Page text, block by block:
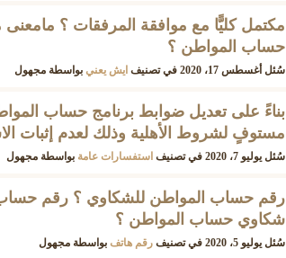
مكتمل كليًّا مع موافقة المرفقات ؟
حساب المواطن ؟
سُئل أغسطس 17، 2020 في تصنيف ايش يعني بواسطة مجهول
بناءً على تعديل ضوابط برنامج حساب
مستوفٍ لشروط الأهلية وذلك لعدم إثبات
سُئل يوليو 7، 2020 في تصنيف استفسارات عامة بواسطة مجهول
رقم حساب المواطن للشكاوي ؟ رقم
شكاوي حساب المواطن ؟
سُئل يوليو 5، 2020 في تصنيف رقم هاتف بواسطة مجهول